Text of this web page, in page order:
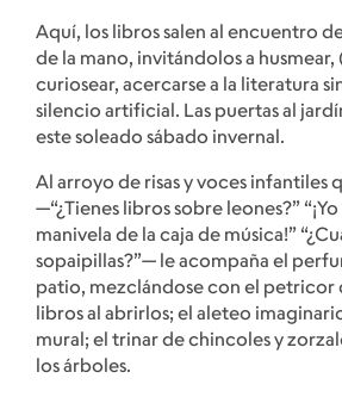
Aquí, los libros salen al encuentro
de la mano, invitándolos a
curiosear, acercarse a la literatura
silencio artificial. Las puertas al
este soleado sábado invernal.
Al arroyo de risas y voces infantiles
—“¿Tienes libros sobre leones?”
manivela de la caja de música!”
sopaipillas?”— le acompaña el
patio, mezclándose con el petricor
libros al abrirlos; el aleteo
mural; el trinar de chincoles y
los árboles.